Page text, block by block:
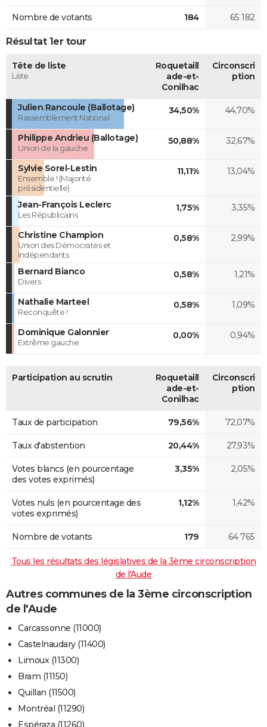
Nombre de votants 184 65 182
Résultat 1er tour
Tête de liste
Liste
Roquetaill
ade-et-
Conilhac
Circonscri
ption
Julien Rancoule (Ballotage)
Rassemblement National
34,50% 44,70%
Philippe Andrieu (Ballotage)
Union de la gauche
50,88% 32,67%
Sylvie Sorel-Lestin
Ensemble ! (Majorité
présidentielle)
11,11% 13,04%
Jean-François Leclerc
Les Républicains
1,75% 3,35%
Christine Champion
Union des Démocrates et
Indépendants
0,58% 2,99%
Bernard Bianco
Divers
0,58% 1,21%
Nathalie Marteel
Reconquête !
0,58% 1,09%
Dominique Galonnier
Extrême gauche
0,00% 0,94%
Participation au scrutin
Roquetaill
ade-et-
Conilhac
Circonscri
ption
Taux de participation 79,56% 72,07%
Taux d'abstention 20,44% 27,93%
Votes blancs (en pourcentage
des votes exprimés)
3,35% 2,05%
Votes nuls (en pourcentage des
votes exprimés)
1,12% 1,42%
Nombre de votants 179 64 765
Tous les résultats des législatives de la 3ème circonscription
de l'Aude
Autres communes de la 3ème circonscription
de l'Aude
Carcassonne (11000)
Castelnaudary (11400)
Limoux (11300)
Bram (11150)
Quillan (11500)
Montréal (11290)
Espéraza (11260)